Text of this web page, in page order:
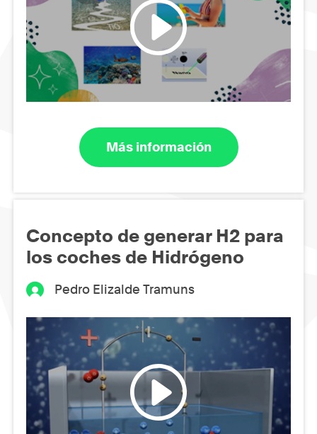
Más información
Concepto de generar H2 para
los coches de Hidrógeno
Pedro Elizalde Tramuns